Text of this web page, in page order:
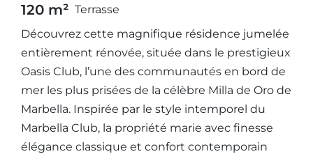
120 m² Terrasse
Découvrez cette magnifique résidence jumelée
entièrement rénovée, située dans le prestigieux
Oasis Club, l’une des communautés en bord de
mer les plus prisées de la célèbre Milla de Oro de
Marbella. Inspirée par le style intemporel du
Marbella Club, la propriété marie avec finesse
élégance classique et confort contemporain